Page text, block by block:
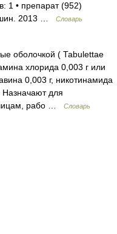
1 • препарат (952)
2013 …
Словарь
оболочкой ( Таbulettae
хлорида 0,003 г или
0,003 г, никотинамида
Назначают для
рабо …
Словарь